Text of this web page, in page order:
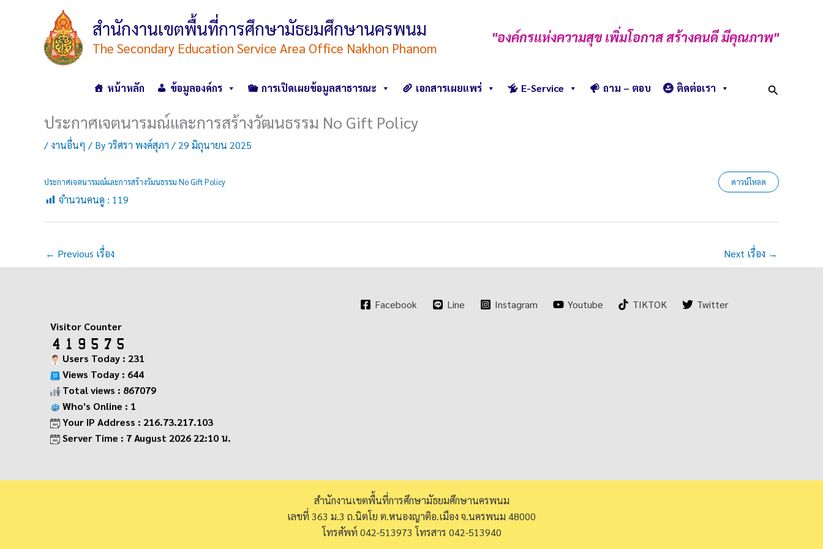
สำนักงานเขตพื้นที่การศึกษามัธยมศึกษานครพนม
The Secondary Education Service Area Office Nakhon Phanom
"องค์กรแห่งความสุข เพิ่มโอกาส สร้างคนดี มีคุณภาพ"
หน้าหลัก ข้อมูลองค์กร การเปิดเผยข้อมูลสาธารณะ เอกสารเผยแพร่ E-Service ถาม – ตอบ ติดต่อเรา Search
ประกาศเจตนารมณ์และการสร้างวัฒนธรรม No Gift Policy
/งานอื่นๆ / Byวริศรา พงค์สุภา /29 มิถุนายน 2025
ประกาศเจตนารมณ์และการสร้างวัมนธรรม No Gift Policy ดาวน์โหลด
จำนวนคนดู : 119
← Previous เรื่อง Next เรื่อง →
Visitor Counter
Users Today : 231
Views Today : 644
Total views : 867079
Who's Online : 1
Your IP Address : 216.73.217.103
Server Time : 7 August 2026 22:10 น.
Facebook Line Instagram Youtube TIKTOK Twitter
สำนักงานเขตพื้นที่การศึกษามัธยมศึกษานครพนม
เลขที่ 363 ม.3 ถ.นิตโย ต.หนองญาติอ.เมือง จ.นครพนม 48000
โทรศัพท์ 042-513973 โทรสาร 042-513940